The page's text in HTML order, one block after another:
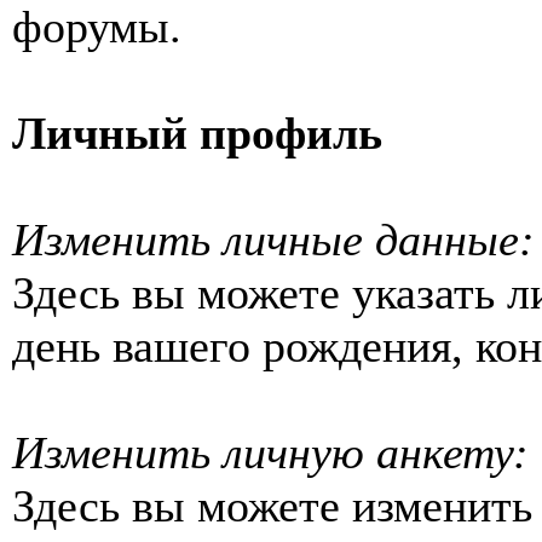
форумы.
Личный профиль
Изменить личные данные:
Здесь вы можете
день вашего рождения,
Изменить личную анкету:
Здесь вы можете